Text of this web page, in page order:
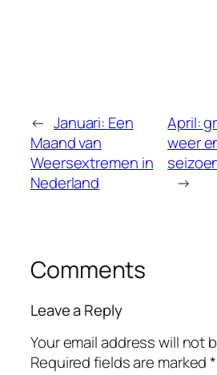
← Januari: Een
Maand van
Weersextremen in
Nederland
April:
weer
→
Comments
Leave a Reply
Your email address will not
Required fields are marked*